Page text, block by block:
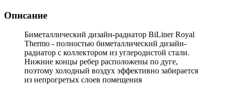
Описание
Биметаллический дизайн-радиатор BiLiner Royal
Thermo - полностью биметаллический дизайн-
радиатор с коллектором из углеродистой стали.
Нижние концы ребер расположены по дуге,
поэтому холодный воздух эффективно забирается
из непрогретых слоев помещения